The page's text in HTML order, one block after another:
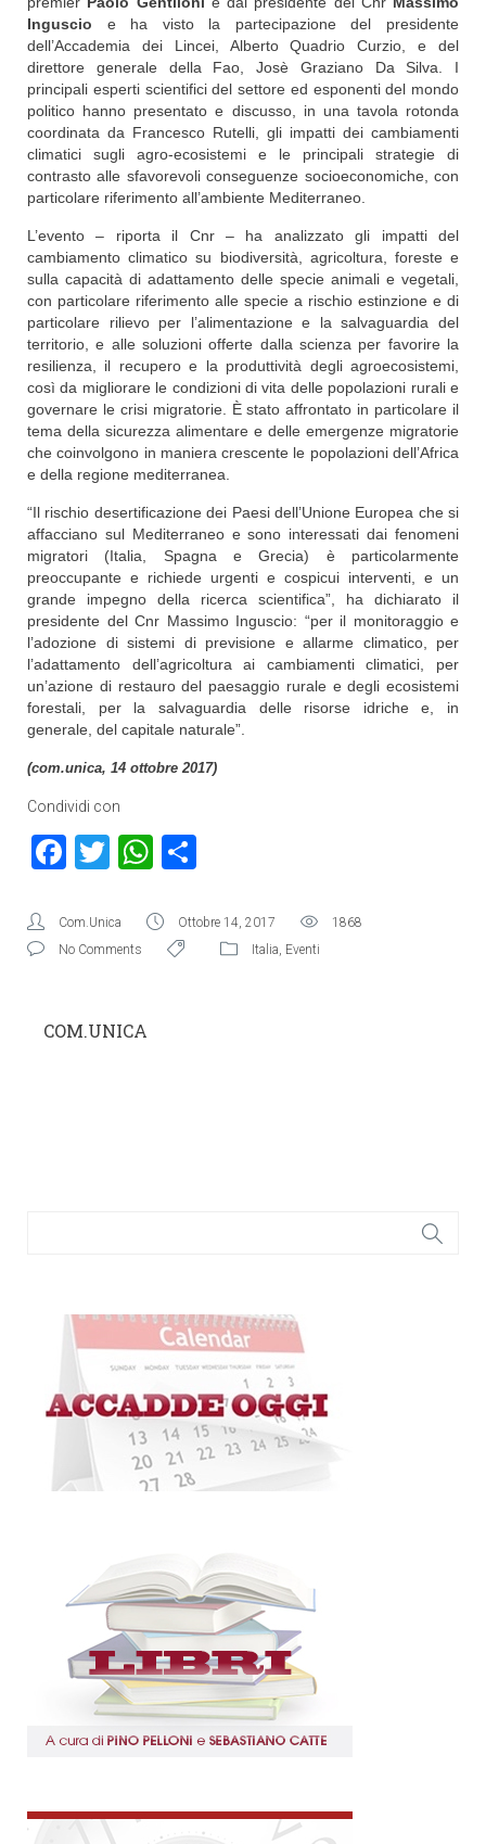
Inguscio e ha visto la partecipazione del presidente
dell’Accademia dei Lincei, Alberto Quadrio Curzio, e del
direttore generale della Fao, Josè Graziano Da Silva. I
principali esperti scientifici del settore ed esponenti del mondo
politico hanno presentato e discusso, in una tavola rotonda
coordinata da Francesco Rutelli, gli impatti dei cambiamenti
climatici sugli agro-ecosistemi e le principali strategie di
contrasto alle sfavorevoli conseguenze socioeconomiche, con
particolare riferimento all’ambiente Mediterraneo.
L’evento – riporta il Cnr – ha analizzato gli impatti del
cambiamento climatico su biodiversità, agricoltura, foreste e
sulla capacità di adattamento delle specie animali e vegetali,
con particolare riferimento alle specie a rischio estinzione e di
particolare rilievo per l’alimentazione e la salvaguardia del
territorio, e alle soluzioni offerte dalla scienza per favorire la
resilienza, il recupero e la produttività degli agroecosistemi,
così da migliorare le condizioni di vita delle popolazioni rurali e
governare le crisi migratorie. È stato affrontato in particolare il
tema della sicurezza alimentare e delle emergenze migratorie
che coinvolgono in maniera crescente le popolazioni dell’Africa
e della regione mediterranea.
“Il rischio desertificazione dei Paesi dell’Unione Europea che si
affacciano sul Mediterraneo e sono interessati dai fenomeni
migratori (Italia, Spagna e Grecia) è particolarmente
preoccupante e richiede urgenti e cospicui interventi, e un
grande impegno della ricerca scientifica”, ha dichiarato il
presidente del Cnr Massimo Inguscio: “per il monitoraggio e
l’adozione di sistemi di previsione e allarme climatico, per
l’adattamento dell’agricoltura ai cambiamenti climatici, per
un’azione di restauro del paesaggio rurale e degli ecosistemi
forestali, per la salvaguardia delle risorse idriche e, in
generale, del capitale naturale”.
(com.unica, 14 ottobre 2017)
Condividi con
Facebook
TwitterWhatsApp
Com.Unica Ottobre 14, 2017
1868
No Comments
Italia, Eventi
COM.UNICA